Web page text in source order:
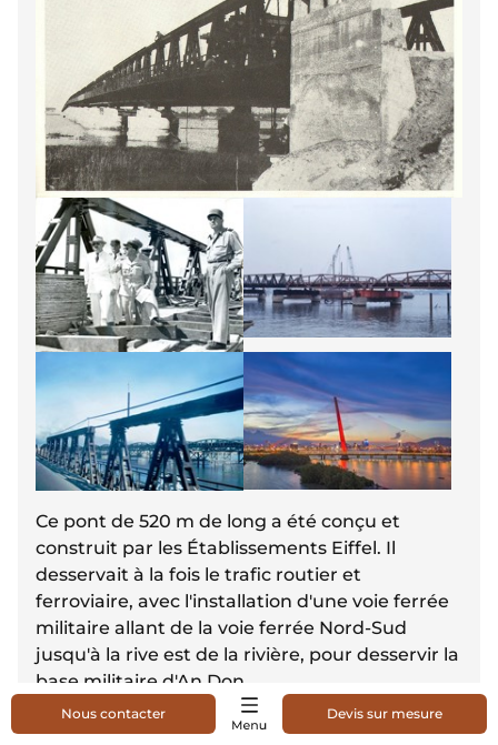
Ce pont de 520 m de long a été conçu et
construit par les Établissements Eiffel. Il
desservait à la fois le trafic routier et
ferroviaire, avec l'installation d'une voie ferrée
militaire allant de la voie ferrée Nord-Sud
jusqu'à la rive est de la rivière, pour desservir la
base militaire d'An Don.
En 2003, le Pont Maréchal-de-Lattre-de-
Nous contacter Devis sur mesure